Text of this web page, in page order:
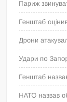
Париж
Генштаб
Дрони
Удари по
Генштаб
НАТО назвав